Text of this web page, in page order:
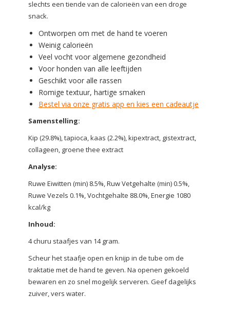
slechts een tiende van de calorieën van een droge
snack.
Ontworpen om met de hand te voeren
Weinig calorieën
Veel vocht voor algemene gezondheid
Voor honden van alle leeftijden
Geschikt voor alle rassen
Romige textuur, hartige smaken
Bestel via onze gratis app en kies een cadeautje
Samenstelling:
Kip (29.8%), tapioca, kaas (2.2%), kipextract, gistextract,
collageen, groene thee extract
Analyse:
Ruwe Eiwitten (min) 8.5%, Ruw Vetgehalte (min) 0.5%,
Ruwe Vezels 0.1%, Vochtgehalte 88.0%, Energie 1080
kcal/kg
Inhoud:
4 churu staafjes van 14 gram.
Scheur het staafje open en knijp in de tube om de
traktatie met de hand te geven. Na openen gekoeld
bewaren en zo snel mogelijk serveren. Geef dagelijks
zuiver, vers water.